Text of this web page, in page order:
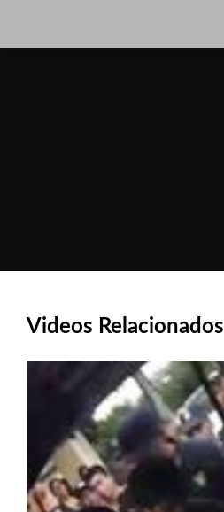
Videos Relacionados